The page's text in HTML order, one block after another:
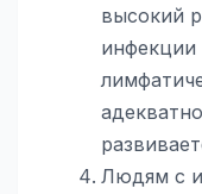
высокий
инфекции
Людям с